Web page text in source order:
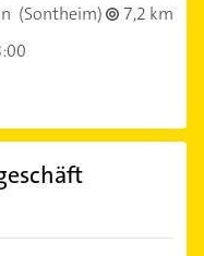
(Sontheim)
7,2 km